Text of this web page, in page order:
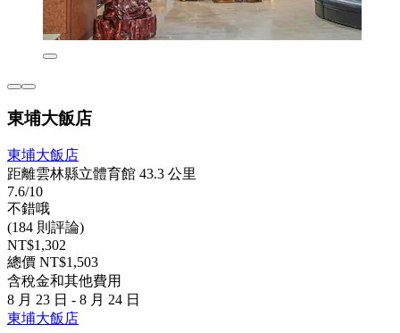
東埔大飯店
東埔大飯店
距離雲林縣立體育館 43.3 公里
7.6/10
不錯哦
(184 則評論)
NT$1,302
總價 NT$1,503
含稅金和其他費用
8 月 23 日 - 8 月 24 日
東埔大飯店